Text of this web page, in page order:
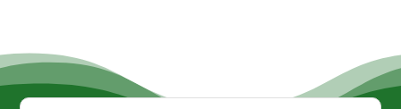
wybrać